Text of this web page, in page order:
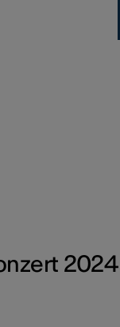
2024